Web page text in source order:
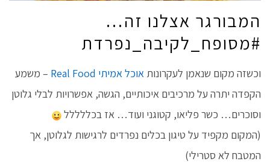
המבורגר אצלנו זה…
#מסופח_לקיבה_נפרדת
וכשזה מקום שנאמן לעקרונות אוכל אמיתי Real Food
– משמע
הקפדה יתרה על מרכיבים איכותיים, הגשה, אפשרויות לבלי גלוטן
וסוכרים… כשר פליאו, קטוגני ועוד… אז בכללללל
(המקום מקפיד על טיגון בכלים נפרדים לרגישות לגלוטן, אך
המטבח לא סטרילי)